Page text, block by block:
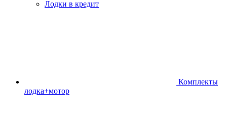
Лодки в кредит
Комплекты
лодка+мотор